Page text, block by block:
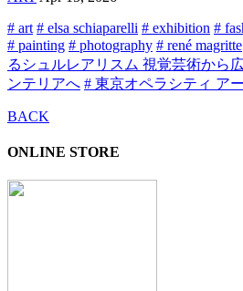
# art # elsa schiaparelli # exhibition #
# painting # photography # rené magritte
るシュルレアリスム 視覚芸術から
ンテリアへ # 東京オペラシティ ア
BACK
ONLINE STORE